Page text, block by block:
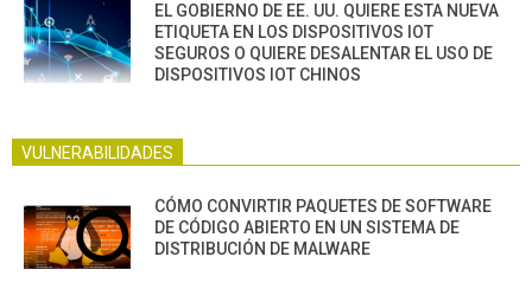
EL GOBIERNO DE EE. UU. QUIERE ESTA NUEVA
ETIQUETA EN LOS DISPOSITIVOS IOT
SEGUROS O QUIERE DESALENTAR EL USO DE
DISPOSITIVOS IOT CHINOS
VULNERABILIDADES
CÓMO CONVIRTIR PAQUETES DE SOFTWARE
DE CÓDIGO ABIERTO EN UN SISTEMA DE
DISTRIBUCIÓN DE MALWARE